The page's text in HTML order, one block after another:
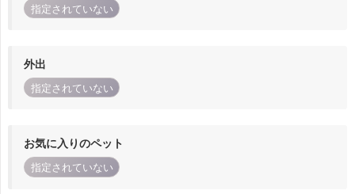
指定されていない
外出
指定されていない
お気に入りのペット
指定されていない